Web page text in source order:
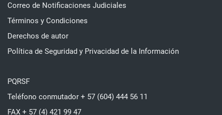
Correo de Notificaciones Judiciales
Términos y Condiciones
Derechos de autor
Política de Seguridad y Privacidad de la Información
PQRSF
Teléfono conmutador + 57 (604) 444 56 11
FAX + 57 (4) 421 99 47